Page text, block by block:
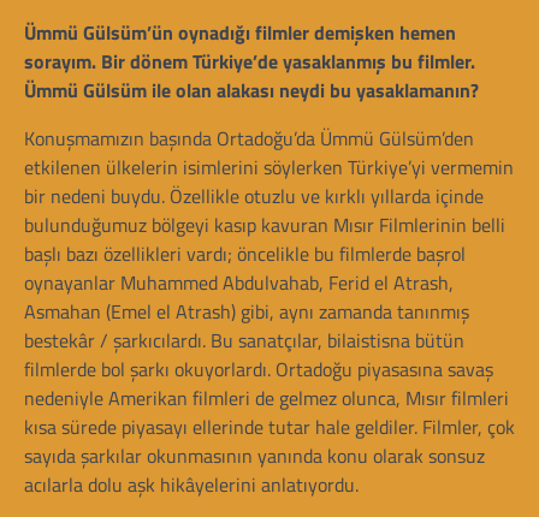
Ümmü Gülsüm’ün oynadığı filmler demişken hemen
sorayım. Bir dönem Türkiye’de yasaklanmış bu filmler.
Ümmü Gülsüm ile olan alakası neydi bu yasaklamanın?
Konuşmamızın başında Ortadoğu’da Ümmü Gülsüm’den
etkilenen ülkelerin isimlerini söylerken Türkiye’yi vermemin
bir nedeni buydu. Özellikle otuzlu ve kırklı yıllarda içinde
bulunduğumuz bölgeyi kasıp kavuran Mısır Filmlerinin belli
başlı bazı özellikleri vardı; öncelikle bu filmlerde başrol
oynayanlar Muhammed Abdulvahab, Ferid el Atrash,
Asmahan (Emel el Atrash) gibi, aynı zamanda tanınmış
bestekâr / şarkıcılardı. Bu sanatçılar, bilaistisna bütün
filmlerde bol şarkı okuyorlardı. Ortadoğu piyasasına savaş
nedeniyle Amerikan filmleri de gelmez olunca, Mısır filmleri
kısa sürede piyasayı ellerinde tutar hale geldiler. Filmler, çok
sayıda şarkılar okunmasının yanında konu olarak sonsuz
acılarla dolu aşk hikâyelerini anlatıyordu.